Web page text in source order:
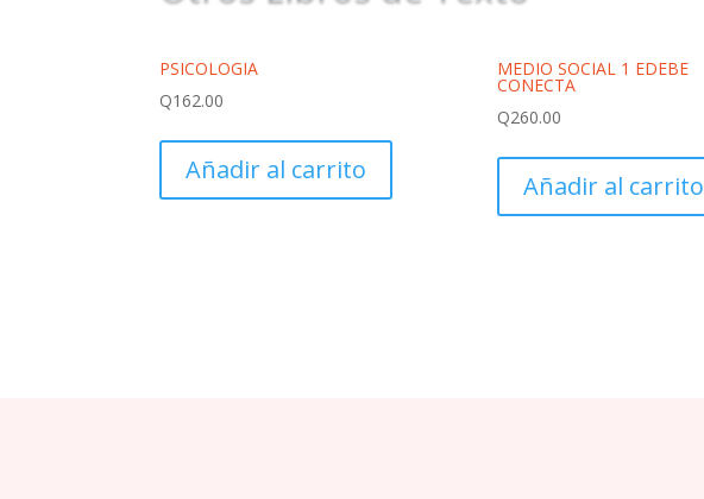
PSICOLOGIA
Q162.00
Añadir al carrito
MEDIO SOCIAL 1 EDEBE
CONECTA
Q260.00
Añadir al carrito